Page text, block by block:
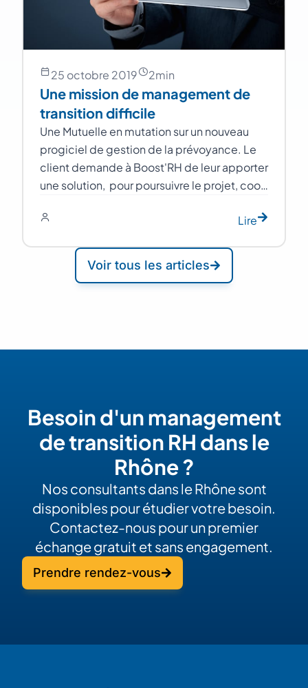
25 octobre 2019 2min
Une mission de management de
transition difficile
Une Mutuelle en mutation sur un nouveau
progiciel de gestion de la prévoyance. Le
client demande à Boost'RH de leur apporter
une solution, pour poursuivre le projet, coo…
Lire
Voir tous les articles
Besoin d'un management
de transition RH dans le
Rhône ?
Nos consultants dans le Rhône sont
disponibles pour étudier votre besoin.
Contactez-nous pour un premier
échange gratuit et sans engagement.
Prendre rendez-vous